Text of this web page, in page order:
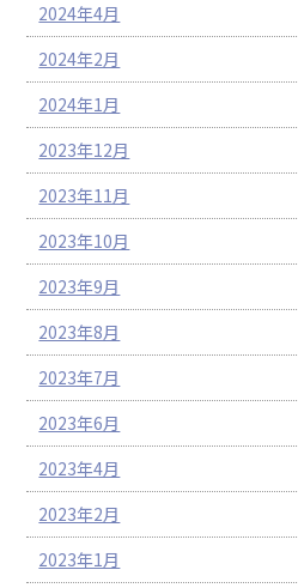
2024年4月
2024年2月
2024年1月
2023年12月
2023年11月
2023年10月
2023年9月
2023年8月
2023年7月
2023年6月
2023年4月
2023年2月
2023年1月